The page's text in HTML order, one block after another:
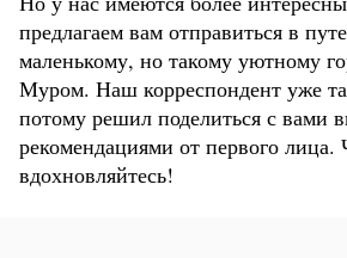
предлагаем вам отправиться в
маленькому, но такому уютному
Муром. Наш корреспондент уже
потому решил поделиться с вами
рекомендациями от первого лица.
вдохновляйтесь!